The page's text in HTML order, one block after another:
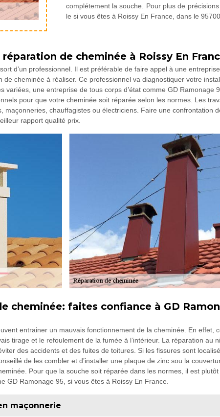
complétement la souche. Pour plus de
le si vous êtes à Roissy En France, dans le 95700.
de cheminée à Roissy En
d’un professionnel. Il est préférable de faire appel à une
de cheminée à réaliser. Ce professionnel va diagnostiquer votre
variées, une entreprise de tous corps d’état comme GD Ramonage
pour que votre cheminée soit réparée selon les normes. Les
maçonneries, chauffagistes ou électriciens. Faire une confrontation
rapport qualité prix.
cheminée: faites confiance à GD
entrainer un mauvais fonctionnement de la cheminée. En effet,
tirage et le refoulement de la fumée à l’intérieur. La réparation au
des accidents et des fuites de toitures. Si les fissures sont
de les combler et d’installer une plaque de zinc sou la
Pour que la souche soit réparée dans les normes, il est plutôt
GD Ramonage 95, si vous êtes à Roissy En France.
maçonnerie